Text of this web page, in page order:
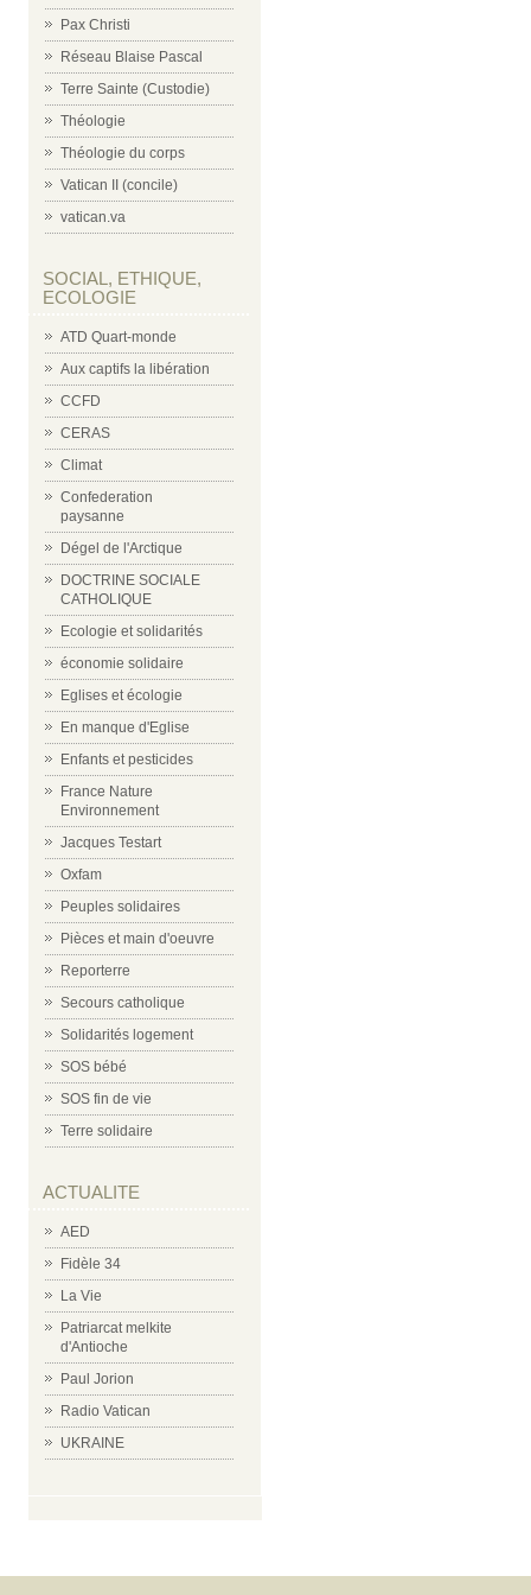
Pax Christi
Réseau Blaise Pascal
Terre Sainte (Custodie)
Théologie
Théologie du corps
Vatican II (concile)
vatican.va
SOCIAL, ETHIQUE,
ECOLOGIE
ATD Quart-monde
Aux captifs la libération
CCFD
CERAS
Climat
Confederation
paysanne
Dégel de l'Arctique
DOCTRINE SOCIALE
CATHOLIQUE
Ecologie et solidarités
économie solidaire
Eglises et écologie
En manque d'Eglise
Enfants et pesticides
France Nature
Environnement
Jacques Testart
Oxfam
Peuples solidaires
Pièces et main d'oeuvre
Reporterre
Secours catholique
Solidarités logement
SOS bébé
SOS fin de vie
Terre solidaire
ACTUALITE
AED
Fidèle 34
La Vie
Patriarcat melkite
d'Antioche
Paul Jorion
Radio Vatican
UKRAINE